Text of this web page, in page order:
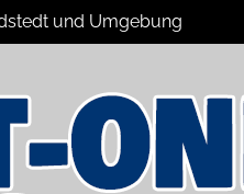
und Umgebung